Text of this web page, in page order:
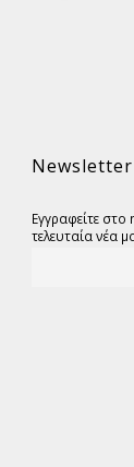
Newsletter
Εγγραφείτε
τελευταία νέα